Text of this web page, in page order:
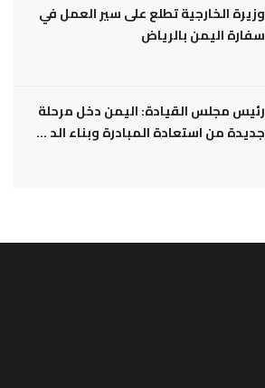
وزيرة الخارجية تطلع على سير العمل في
سفارة اليمن بالرياض
رئيس مجلس القيادة: اليمن دخل مرحلة
جديدة من استعادة المبادرة وبناء الد ...